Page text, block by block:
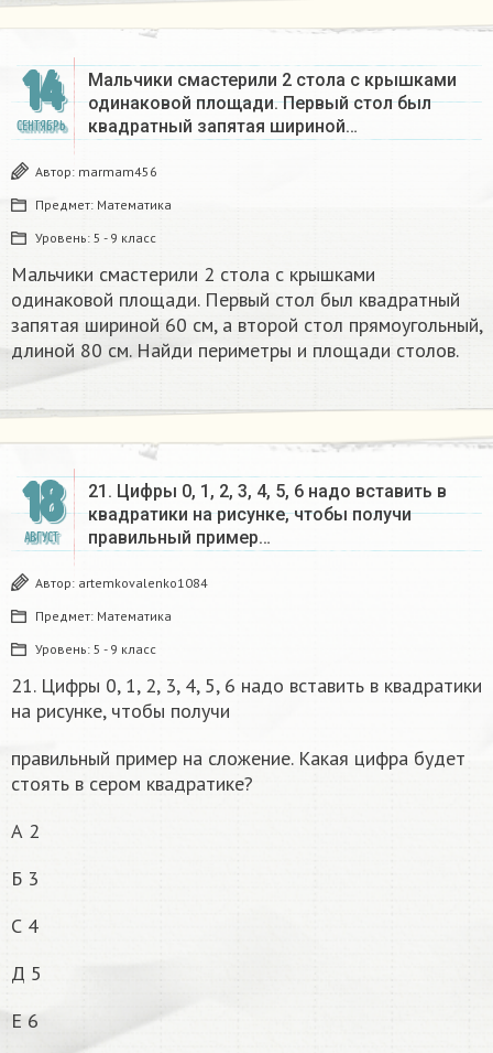
14
СЕНТЯБРЬ
Мальчики смастерили 2 стола с крышками
одинаковой площади. Первый стол был
квадратный запятая шириной…
Автор: marmam456
Предмет: Математика
Уровень: 5 - 9 класс
Мальчики смастерили 2 стола с крышками
одинаковой площади. Первый стол был квадратный
запятая шириной 60 см, а второй стол прямоугольный,
длиной 80 см. Найди периметры и площади столов.
18
АВГУСТ
21. Цифры 0, 1, 2, 3, 4, 5, 6 надо вставить в
квадратики на рисунке, чтобы получи
правильный пример…
Автор: artemkovalenko1084
Предмет: Математика
Уровень: 5 - 9 класс
21. Цифры 0, 1, 2, 3, 4, 5, 6 надо вставить в квадратики
на рисунке, чтобы получи
правильный пример на сложение. Какая цифра будет
стоять в сером квадратике?
А 2
Б 3
С 4
Д 5
Е 6